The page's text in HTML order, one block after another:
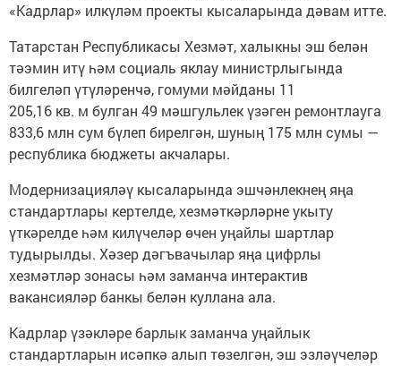
«Кадрлар» илкүләм проекты кысаларында дәвам итте.
Татарстан Республикасы Хезмәт, халыкны эш белән
тәэмин итү һәм социаль яклау министрлыгында
билгеләп үтүләренчә, гомуми мәйданы 11
205,16 кв. м булган 49 мәшгульлек үзәген ремонтлауга
833,6 млн сум бүлеп бирелгән, шуның 175 млн сумы —
республика бюджеты акчалары.
Модернизацияләү кысаларында эшчәнлекнең яңа
стандартлары кертелде, хезмәткәрләрне укыту
үткәрелде һәм килүчеләр өчен уңайлы шартлар
тудырылды. Хәзер дәгъвачылар яңа цифрлы
хезмәтләр зонасы һәм заманча интерактив
вакансияләр банкы белән куллана ала.
Кадрлар үзәкләре барлык заманча уңайлык
стандартларын исәпкә алып төзелгән, эш эзләүчеләр